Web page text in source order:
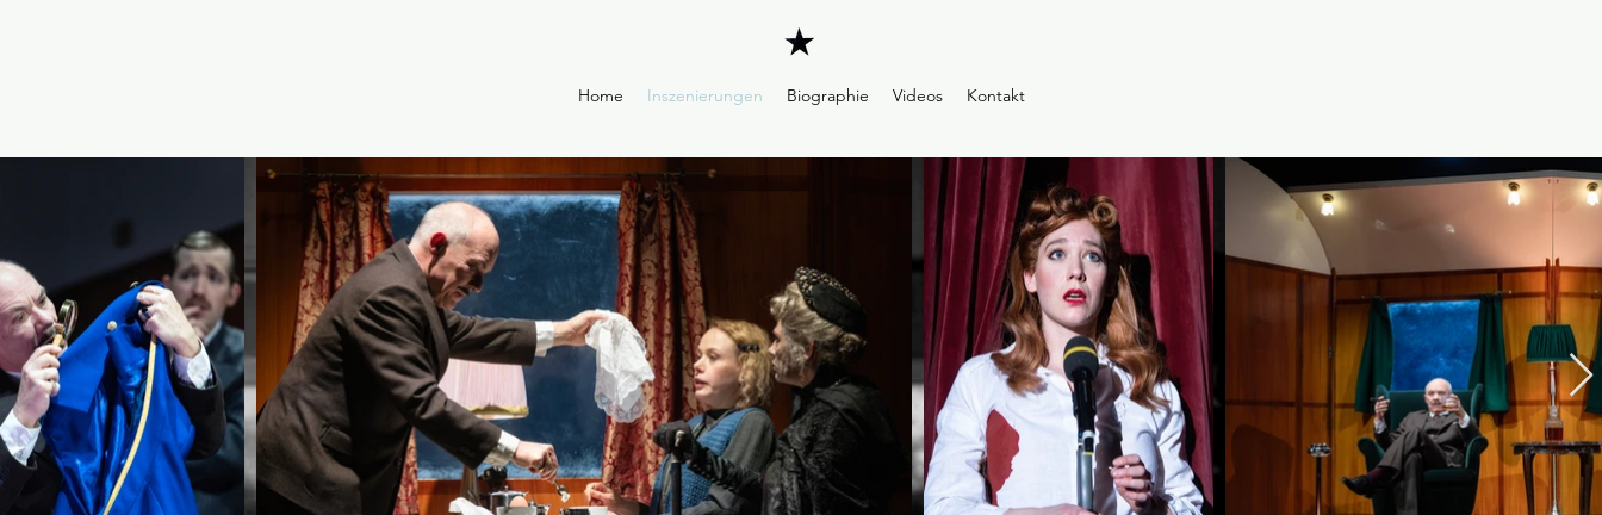
Home Inszenierungen Biographie Videos Kontakt